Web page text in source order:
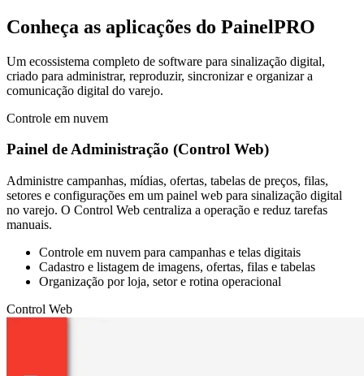
Conheça as aplicações do PainelPRO
Um ecossistema completo de software para sinalização digital,
criado para administrar, reproduzir, sincronizar e organizar a
comunicação digital do varejo.
Controle em nuvem
Painel de Administração (Control Web)
Administre campanhas, mídias, ofertas, tabelas de preços, filas,
setores e configurações em um painel web para sinalização digital
no varejo. O Control Web centraliza a operação e reduz tarefas
manuais.
Controle em nuvem para campanhas e telas digitais
Cadastro e listagem de imagens, ofertas, filas e tabelas
Organização por loja, setor e rotina operacional
Control Web